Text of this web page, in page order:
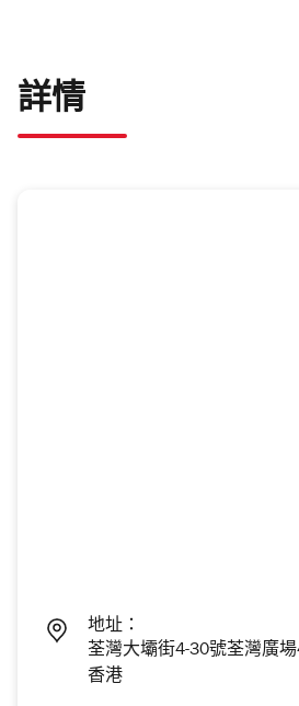
詳情
地址：
荃灣大壩街4-30號荃灣廣
香港